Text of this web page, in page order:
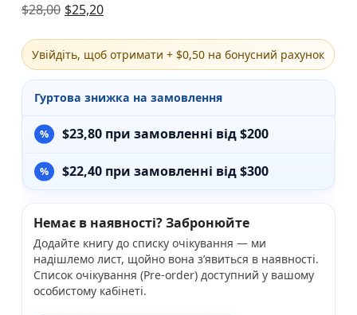
$28,00 $25,20
Увійдіть, щоб отримати + $0,50 на бонусний рахунок
Гуртова знижка на замовлення
$23,80 при замовленні від $200
$22,40 при замовленні від $300
Немає в наявності? Забронюйте
Додайте книгу до списку очікування — ми
надішлемо лист, щойно вона з’явиться в наявності.
Список очікування (Pre-order) доступний у вашому
особистому кабінеті.